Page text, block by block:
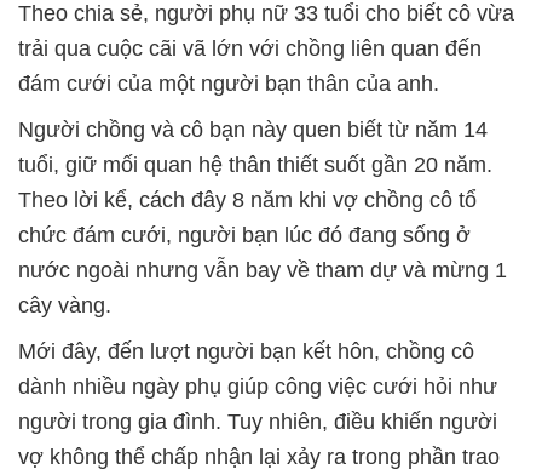
Theo chia sẻ, người phụ nữ 33 tuổi cho biết cô vừa
trải qua cuộc cãi vã lớn với chồng liên quan đến
đám cưới của một người bạn thân của anh.
Người chồng và cô bạn này quen biết từ năm 14
tuổi, giữ mối quan hệ thân thiết suốt gần 20 năm.
Theo lời kể, cách đây 8 năm khi vợ chồng cô tổ
chức đám cưới, người bạn lúc đó đang sống ở
nước ngoài nhưng vẫn bay về tham dự và mừng 1
cây vàng.
Mới đây, đến lượt người bạn kết hôn, chồng cô
dành nhiều ngày phụ giúp công việc cưới hỏi như
người trong gia đình. Tuy nhiên, điều khiến người
vợ không thể chấp nhận lại xảy ra trong phần trao